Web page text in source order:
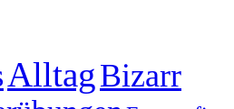
AlltagBizarr